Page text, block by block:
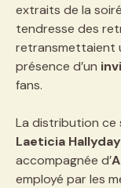
extraits de la
tendresse des
retransmettaient
présence d’un
fans.
La distribution ce
Laeticia Hallyday
accompagnée d’
employé par les